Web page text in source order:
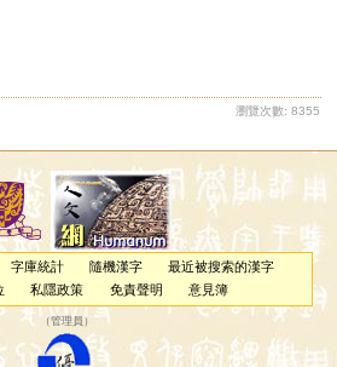
瀏覽次數: 8355
字庫統計 隨機漢字
最近被搜索的漢字
私隱政策 免責聲明 意見簿
（管理員 ）